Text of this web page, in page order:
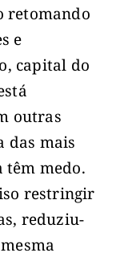
retomando
e
capital do
outras
das mais
têm medo.
restringir
reduziu-